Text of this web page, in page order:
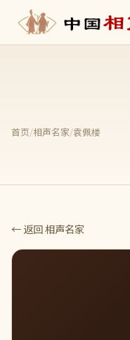
首页/相声名家/袁佩楼
← 返回 相声名家